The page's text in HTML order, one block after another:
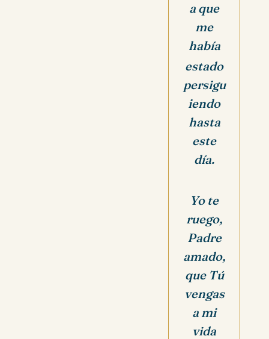
a que
me
había
estado
persigu
iendo
hasta
este
día.
Yo te
ruego,
Padre
amado,
que Tú
vengas
a mi
vida